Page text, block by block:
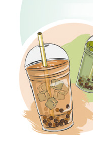
食品 人居
学术中国 乡村
城市 旅
彩票 娱
公益 一带